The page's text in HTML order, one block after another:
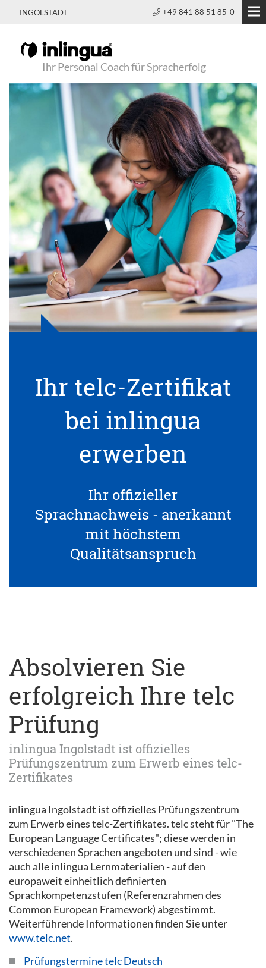
INGOLSTADT +49 841 88 51 85-0
Ihr Personal Coach für Spracherfolg
Ihr telc-Zertifikat
bei inlingua
erwerben
Ihr offizieller
Sprachnachweis - anerkannt
mit höchstem
Qualitätsanspruch
Absolvieren Sie
erfolgreich Ihre telc
Prüfung
inlingua Ingolstadt ist offizielles
Prüfungszentrum zum Erwerb eines telc-
Zertifikates
inlingua Ingolstadt ist offizielles Prüfungszentrum
zum Erwerb eines telc-Zertifikates. telc steht für "The
European Language Certificates"; diese werden in
verschiedenen Sprachen angeboten und sind - wie
auch alle inlingua Lernmaterialien - auf den
europaweit einheitlich definierten
Sprachkompetenzstufen (Referenzrahmen des
Common European Framework) abgestimmt.
Weiterführende Informationen finden Sie unter
www.telc.net.
Prüfungstermine telc Deutsch